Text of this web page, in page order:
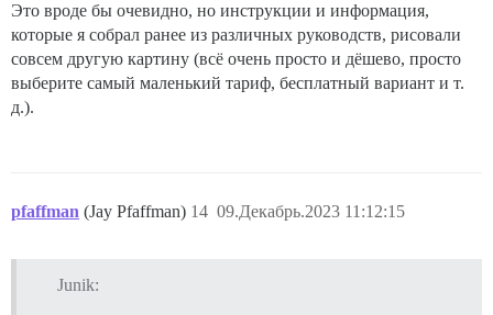
Это вроде бы очевидно, но инструкции и информация,
которые я собрал ранее из различных руководств, рисовали
совсем другую картину (всё очень просто и дёшево, просто
выберите самый маленький тариф, бесплатный вариант и т.
д.).
pfaffman (Jay Pfaffman) 09.Декабрь.2023 11:12:15
14
Junik: